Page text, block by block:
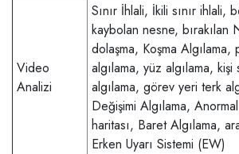
Video
Analizi
Sınır İhlali, İkili sınır ihlali,
kaybolan nesne, bırakılan
dolaşma, Koşma
algılama, yüz algılama, kişi
algılama, görev yeri terk
Değişimi Algılama,
haritası, Baret Algılama,
Erken Uyarı Sistemi (EW)